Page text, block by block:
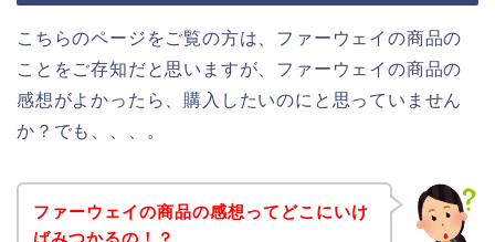
こちらのページをご覧の方は、ファーウェイの商品の
ことをご存知だと思いますが、ファーウェイの商品の
感想がよかったら、購入したいのにと思っていません
か？でも、、、。
ファーウェイの商品の感想ってどこにいけ
ばみつかるの！？